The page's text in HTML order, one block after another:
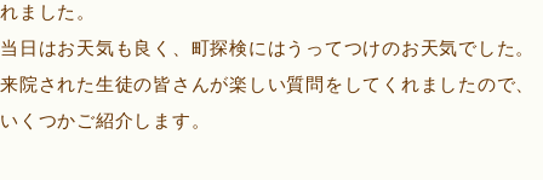
れました。
当日はお天気も良く、町探検にはうってつけのお天気でした。
来院された生徒の皆さんが楽しい質問をしてくれましたので、
いくつかご紹介します。